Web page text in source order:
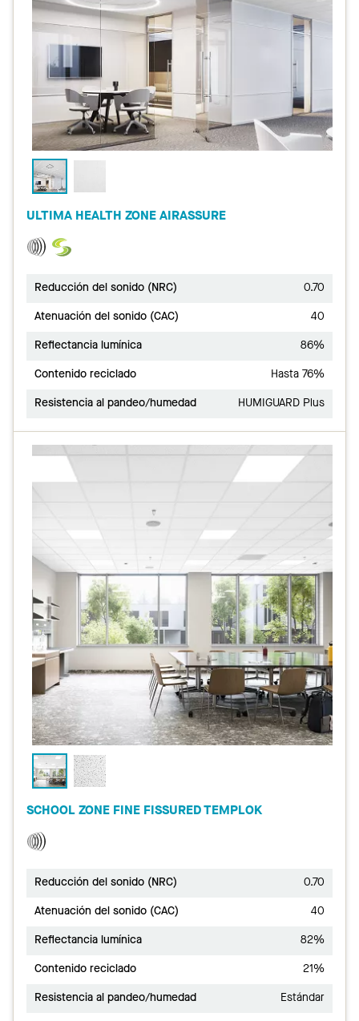
ULTIMA HEALTH ZONE AIRASSURE
Reducción del sonido (NRC)
0.70
Atenuación del sonido (CAC)
40
Reflectancia lumínica
86%
Contenido reciclado
Hasta 76%
Resistencia al pandeo/humedad
HUMIGUARD Plus
SCHOOL ZONE FINE FISSURED TEMPLOK
Reducción del sonido (NRC)
0.70
Atenuación del sonido (CAC)
40
Reflectancia lumínica
82%
Contenido reciclado
21%
Resistencia al pandeo/humedad
Estándar